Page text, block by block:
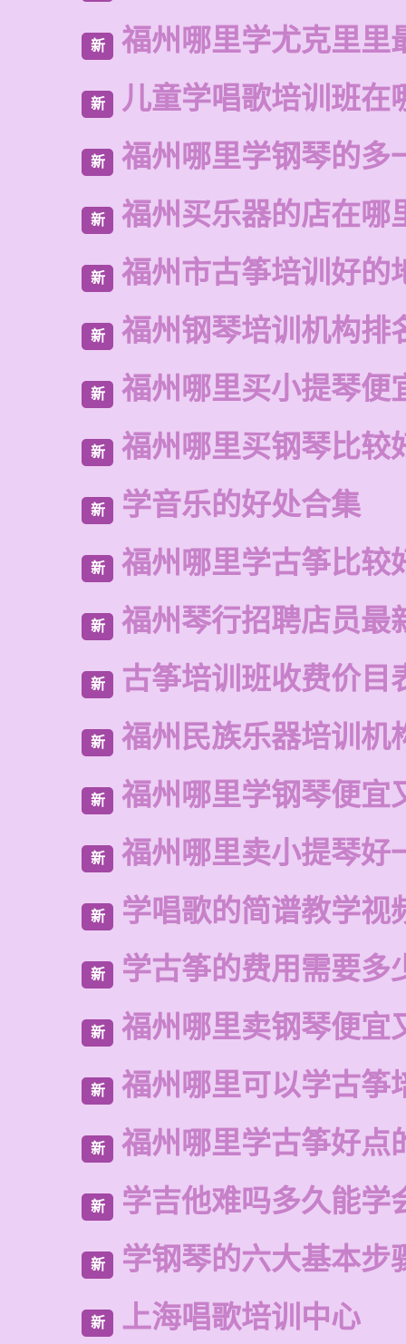
新 福州哪里学尤克里里
新 儿童学唱歌培训班在
新 福州哪里学钢琴的多
新 福州买乐器的店在哪
新 福州市古筝培训好的
新 福州钢琴培训机构排
新 福州哪里买小提琴便
新 福州哪里买钢琴比较
新 学音乐的好处合集
新 福州哪里学古筝比较
新 福州琴行招聘店员最
新 古筝培训班收费价目
新 福州民族乐器培训机
新 福州哪里学钢琴便宜
新 福州哪里卖小提琴好
新 学唱歌的简谱教学视
新 学古筝的费用需要多
新 福州哪里卖钢琴便宜
新 福州哪里可以学古筝
新 福州哪里学古筝好点
新 学吉他难吗多久能学
新 学钢琴的六大基本步
新 上海唱歌培训中心